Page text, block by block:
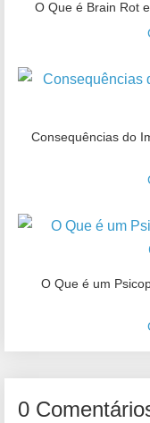
O Que é Brain Rot
Consequências do
O Que é um
0